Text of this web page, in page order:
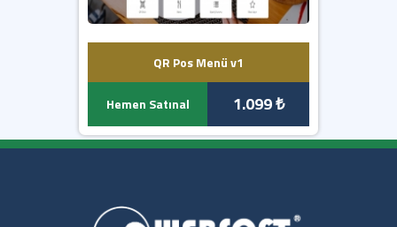
QR Pos Menü v1
Hemen Satınal 1.099 ₺